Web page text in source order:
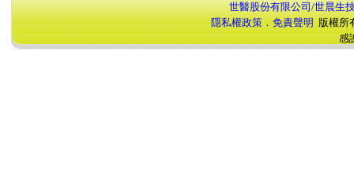
世醫股份有限公司/世晨生
隱私權政策．免責聲明 版權所
感